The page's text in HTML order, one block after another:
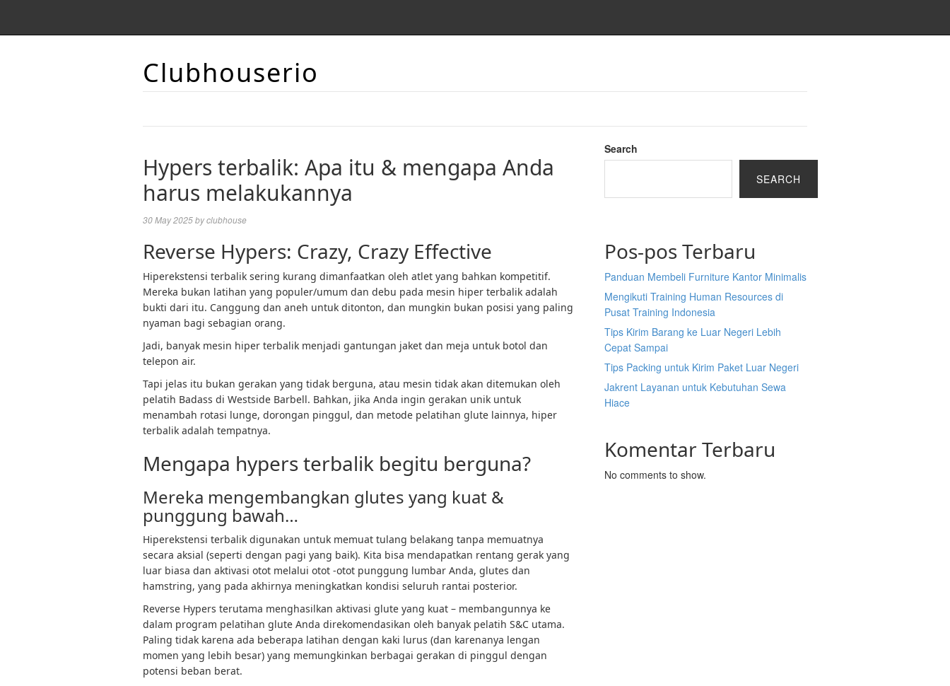
Clubhouserio
Hypers terbalik: Apa itu & mengapa Anda
harus melakukannya
30 May 2025byclubhouse
Reverse Hypers: Crazy, Crazy Effective
Hiperekstensi terbalik sering kurang dimanfaatkan oleh atlet yang bahkan kompetitif.
Mereka bukan latihan yang populer/umum dan debu pada mesin hiper terbalik adalah
bukti dari itu. Canggung dan aneh untuk ditonton, dan mungkin bukan posisi yang paling
nyaman bagi sebagian orang.
Jadi, banyak mesin hiper terbalik menjadi gantungan jaket dan meja untuk botol dan
telepon air.
Tapi jelas itu bukan gerakan yang tidak berguna, atau mesin tidak akan ditemukan oleh
pelatih Badass di Westside Barbell. Bahkan, jika Anda ingin gerakan unik untuk
menambah rotasi lunge, dorongan pinggul, dan metode pelatihan glute lainnya, hiper
terbalik adalah tempatnya.
Mengapa hypers terbalik begitu berguna?
Mereka mengembangkan glutes yang kuat &
punggung bawah…
Hiperekstensi terbalik digunakan untuk memuat tulang belakang tanpa memuatnya
secara aksial (seperti dengan pagi yang baik). Kita bisa mendapatkan rentang gerak yang
luar biasa dan aktivasi otot melalui otot -otot punggung lumbar Anda, glutes dan
hamstring, yang pada akhirnya meningkatkan kondisi seluruh rantai posterior.
Reverse Hypers terutama menghasilkan aktivasi glute yang kuat – membangunnya ke
dalam program pelatihan glute Anda direkomendasikan oleh banyak pelatih S&C utama.
Paling tidak karena ada beberapa latihan dengan kaki lurus (dan karenanya lengan
momen yang lebih besar) yang memungkinkan berbagai gerakan di pinggul dengan
potensi beban berat.
Search
SEARCH
Pos-pos Terbaru
Panduan Membeli Furniture Kantor Minimalis
Mengikuti Training Human Resources di
Pusat Training Indonesia
Tips Kirim Barang ke Luar Negeri Lebih
Cepat Sampai
Tips Packing untuk Kirim Paket Luar Negeri
Jakrent Layanan untuk Kebutuhan Sewa
Hiace
Komentar Terbaru
No comments to show.